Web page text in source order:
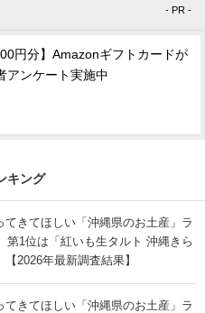
- PR -
円分】Amazonギフトカードが
アンケート実施中
キング
てきてほしい「沖縄県のお土産」ラ
1位は「紅いも生タルト 沖縄きら
2026年最新調査結果】
てきてほしい「沖縄県のお土産」ラ